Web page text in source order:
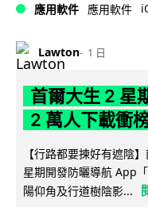
應用軟件 應用軟件
Lawton 1 日
首爾大生 2 星
2 萬人下載衝
【行路都要揀好有遮陰
星期開發防曬導航 App
陽仰角及行道樹陰影...